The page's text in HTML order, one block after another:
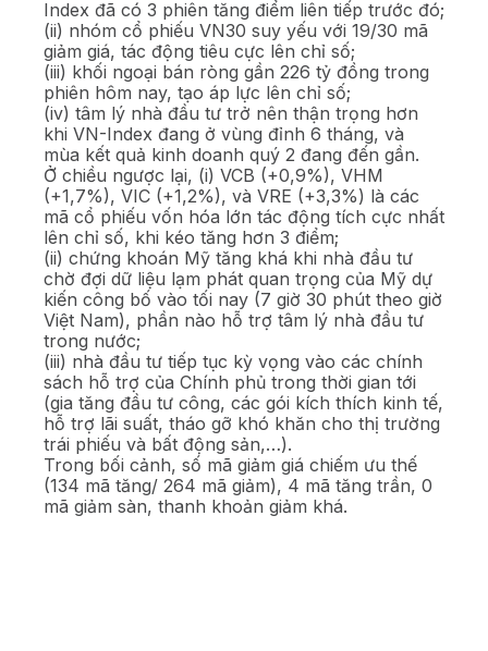
Index đã có 3 phiên tăng điểm liên tiếp trước đó;
(ii) nhóm cổ phiếu VN30 suy yếu với 19/30 mã
giảm giá, tác động tiêu cực lên chỉ số;
(iii) khối ngoại bán ròng gần 226 tỷ đồng trong
phiên hôm nay, tạo áp lực lên chỉ số;
(iv) tâm lý nhà đầu tư trở nên thận trọng hơn
khi VN-Index đang ở vùng đỉnh 6 tháng, và
mùa kết quả kinh doanh quý 2 đang đến gần.
Ở chiều ngược lại, (i) VCB (+0,9%), VHM
(+1,7%), VIC (+1,2%), và VRE (+3,3%) là các
mã cổ phiếu vốn hóa lớn tác động tích cực nhất
lên chỉ số, khi kéo tăng hơn 3 điểm;
(ii) chứng khoán Mỹ tăng khá khi nhà đầu tư
chờ đợi dữ liệu lạm phát quan trọng của Mỹ dự
kiến công bố vào tối nay (7 giờ 30 phút theo giờ
Việt Nam), phần nào hỗ trợ tâm lý nhà đầu tư
trong nước;
(iii) nhà đầu tư tiếp tục kỳ vọng vào các chính
sách hỗ trợ của Chính phủ trong thời gian tới
(gia tăng đầu tư công, các gói kích thích kinh tế,
hỗ trợ lãi suất, tháo gỡ khó khăn cho thị trường
trái phiếu và bất động sản,…).
Trong bối cảnh, số mã giảm giá chiếm ưu thế
(134 mã tăng/ 264 mã giảm), 4 mã tăng trần, 0
mã giảm sàn, thanh khoản giảm khá.